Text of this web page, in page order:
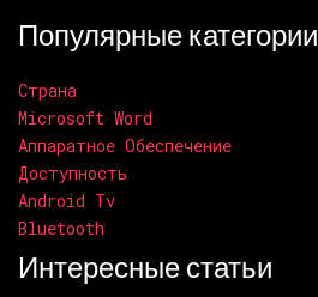
Популярные категории
Страна
Microsoft Word
Аппаратное Обеспечение
Доступность
Android Tv
Bluetooth
Интересные статьи